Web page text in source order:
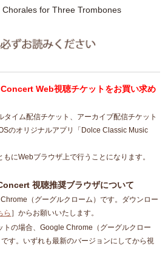
for Three Trombones
Web視聴チケットをお買い求め
タイム配信チケット、アーカイブ配信チケット
のオリジナルアプリ「Dolce Classic Music
にWebブラウザ上で行うことになります。
視聴推奨ブラウザについて
（グーグルクローム）です。ダウンロー
ら ］からお願いいたします。
トの場合、Google Chrome（グーグルクロー
す。いずれも最新のバージョンにしてから視